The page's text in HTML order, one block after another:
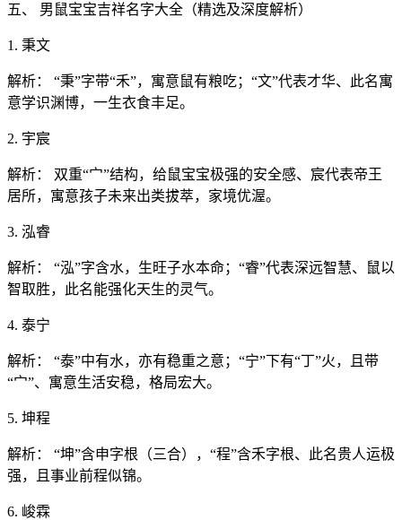
五、 男鼠宝宝吉祥名字大全（精选及深度解析）
1. 秉文
解析： “秉”字带“禾”，寓意鼠有粮吃；“文”代表才华、此名寓
意学识渊博，一生衣食丰足。
2. 宇宸
解析： 双重“宀”结构，给鼠宝宝极强的安全感、宸代表帝王
居所，寓意孩子未来出类拔萃，家境优渥。
3. 泓睿
解析： “泓”字含水，生旺子水本命；“睿”代表深远智慧、鼠以
智取胜，此名能强化天生的灵气。
4. 泰宁
解析： “泰”中有水，亦有稳重之意；“宁”下有“丁”火，且带
“宀”、寓意生活安稳，格局宏大。
5. 坤程
解析： “坤”含申字根（三合），“程”含禾字根、此名贵人运极
强，且事业前程似锦。
6. 峻霖